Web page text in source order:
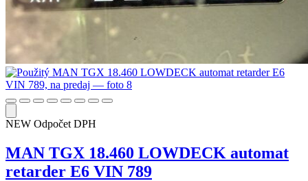
NEW Odpočet DPH
MAN TGX 18.460 LOWDECK automat
retarder E6 VIN 789